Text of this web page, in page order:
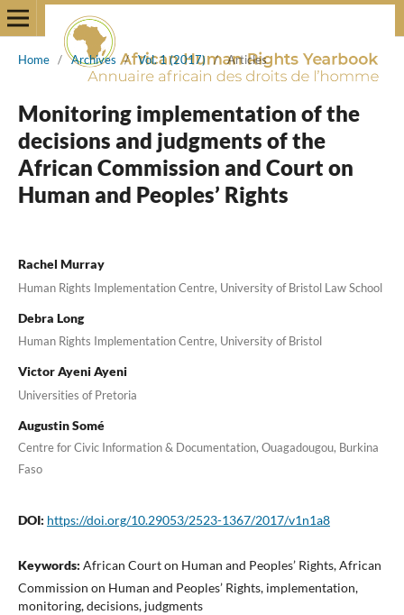
Home / Archives / Vol. 1 (2017) / Articles
Monitoring implementation of the
decisions and judgments of the
African Commission and Court on
Human and Peoples’ Rights
Rachel Murray
Human Rights Implementation Centre, University of Bristol Law School
Debra Long
Human Rights Implementation Centre, University of Bristol
Victor Ayeni Ayeni
Universities of Pretoria
Augustin Somé
Centre for Civic Information & Documentation, Ouagadougou, Burkina
Faso
DOI: https://doi.org/10.29053/2523-1367/2017/v1n1a8
Keywords: African Court on Human and Peoples’ Rights, African
Commission on Human and Peoples’ Rights, implementation,
monitoring, decisions, judgments